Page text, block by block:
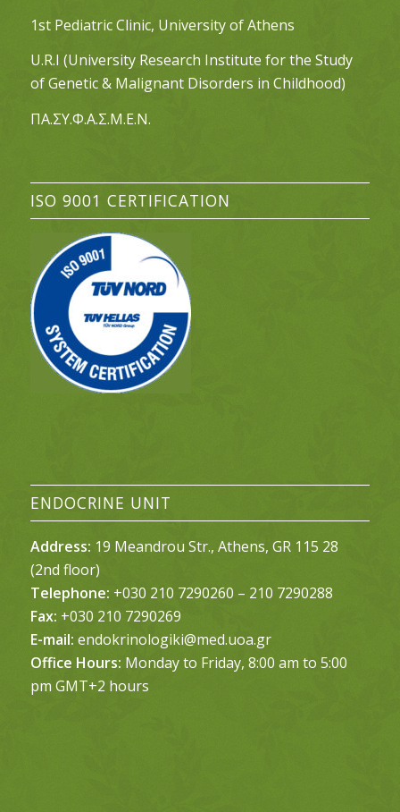
1st Pediatric Clinic, University of Athens
U.R.I (University Research Institute for the Study
of Genetic & Malignant Disorders in Childhood)
ΠΑ.ΣΥ.Φ.Α.Σ.Μ.Ε.Ν.
ISO 9001 CERTIFICATION
ENDOCRINE UNIT
Address: 19 Meandrou Str., Athens, GR 115 28
(2nd floor)
Telephone: +030 210 7290260 – 210 7290288
Fax: +030 210 7290269
E-mail: endokrinologiki@med.uoa.gr
Office Hours: Monday to Friday, 8:00 am to 5:00
pm GMT+2 hours